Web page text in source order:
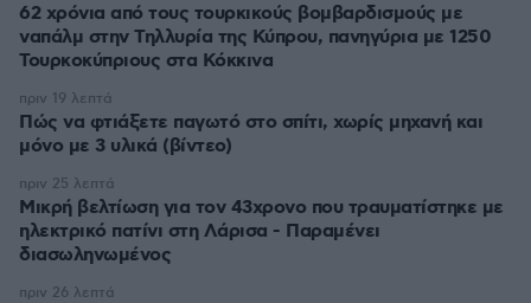
62 χρόνια από τους τουρκικούς βομβαρδισμούς με
ναπάλμ στην Τηλλυρία της Κύπρου, πανηγύρια με 1250
Τουρκοκύπριους στα Κόκκινα
Πώς να φτιάξετε παγωτό στο σπίτι, χωρίς μηχανή και
μόνο με 3 υλικά (βίντεο)
πριν 19 λεπτά
Μικρή βελτίωση για τον 43χρονο που τραυματίστηκε με
ηλεκτρικό πατίνι στη Λάρισα - Παραμένει
διασωληνωμένος
πριν 25 λεπτά
πριν 26 λεπτά